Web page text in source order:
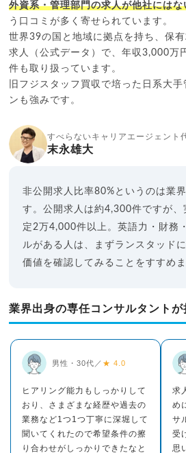
外資系・管理部門の求人が他社には
う口コミが多く寄せられています。
世界39の国と地域に拠点を持ち、保
求人（公式データ）で、年収3,000万
件も取り扱っています。
旧フジスタッフ買収で培った日系大
ンも強みです。
すべらないキャリアエージェント
末永雄大
非公開求人比率80%というのは業
す。公開求人は約4,300件ですが、
定2万4,000件以上。英語力・財務
ルがある人は、まずランスタッド
価値を確認してみることをすすめま
業界出身の専任コンサルタントが
男性・30代／ ★ 4.0
ヒアリング能力もしっかりして
おり、さまざまな経歴や過去の
業務など1つ1つ丁寧に深堀して
聞いてくれたので希望条件の擦
り合わせがしっかりできたなと
求
め
サ
受
思